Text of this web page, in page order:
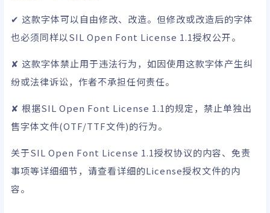
✔ 这款字体可以自由修改、改造。但修改或改造后的字体
也必须同样以SIL Open Font License 1.1授权公开。
✘ 这款字体禁止用于违法行为，如因使用这款字体产生纠
纷或法律诉讼，作者不承担任何责任。
✘ 根据SIL Open Font License 1.1的规定，禁止单独出
售字体文件(OTF/TTF文件)的行为。
关于SIL Open Font License 1.1授权协议的内容、免责
事项等详细细节，请查看详细的License授权文件的内
容。